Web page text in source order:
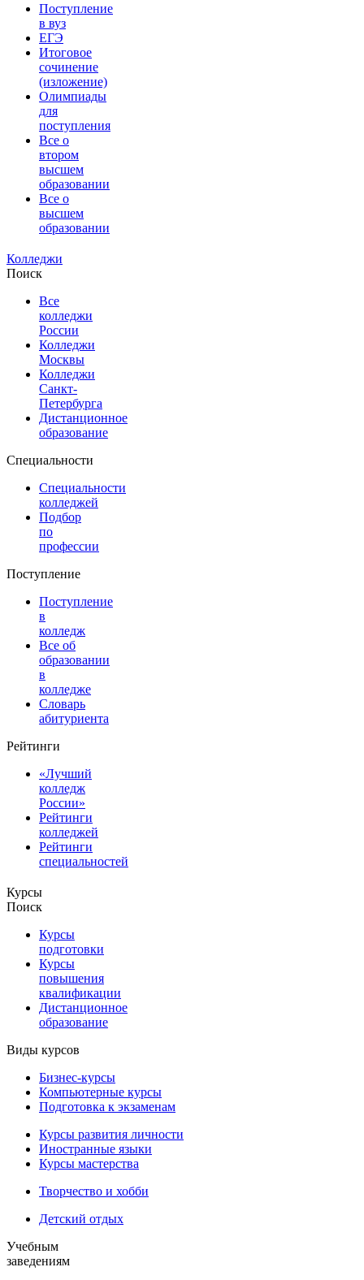
Поступление
в вуз
ЕГЭ
Итоговое
сочинение
(изложение)
Олимпиады
для
поступления
Все о
втором
высшем
образовании
Все о
высшем
образовании
Колледжи
Поиск
Все
колледжи
России
Колледжи
Москвы
Колледжи
Санкт-
Петербурга
Дистанционное
образование
Специальности
Специальности
колледжей
Подбор
по
профессии
Поступление
Поступление
в
колледж
Все об
образовании
в
колледже
Словарь
абитуриента
Рейтинги
«Лучший
колледж
России»
Рейтинги
колледжей
Рейтинги
специальностей
Курсы
Поиск
Курсы
подготовки
Курсы
повышения
квалификации
Дистанционное
образование
Виды курсов
Бизнес-курсы
Компьютерные курсы
Подготовка к экзаменам
Курсы развития личности
Иностранные языки
Курсы мастерства
Творчество и хобби
Детский отдых
Учебным
заведениям